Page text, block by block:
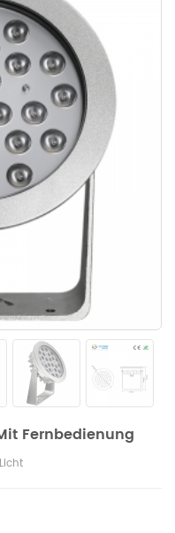
Fernbedienung